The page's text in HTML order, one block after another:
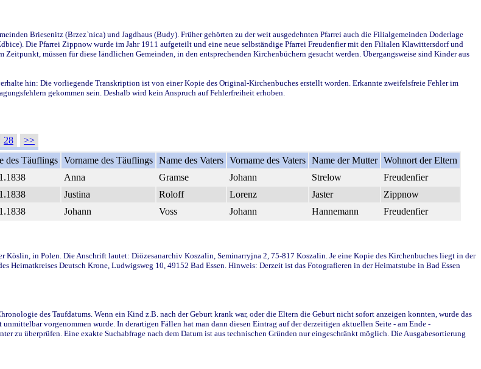
Briesenitz (Brzez`nica) und Jagdhaus (Budy). Früher gehörten zu der weit ausgedehnten Pfarrei auch die Filialgemeinden Doderlage
Die Pfarrei Zippnow wurde im Jahr 1911 aufgeteilt und eine neue selbständige Pfarrei Freudenfier mit den Filialen Klawittersdorf und
müssen für diese ländlichen Gemeinden, in den entsprechenden Kirchenbüchern gesucht werden. Übergangsweise sind Kinder aus
hin: Die vorliegende Transkription ist von einer Kopie des Original-Kirchenbuches erstellt worden. Erkannte zweifelsfreie Fehler im
gekommen sein. Deshalb wird kein Anspruch auf Fehlerfreiheit erhoben.
28
>>
des Täuflings Vorname des Täuflings Name des Vaters Vorname des Vaters Name der Mutter Wohnort der Eltern
Anna Gramse Johann Strelow
Freudenfier
Justina Roloff Lorenz Jaster
Zippnow
Johann Voss Johann Hannemann Freudenfier
in Polen. Die Anschrift lautet: Diözesanarchiv Koszalin, Seminarryjna 2, 75-817 Koszalin. Je eine Kopie des Kirchenbuches liegt in der
Heimatkreises Deutsch Krone, Ludwigsweg 10, 49152 Bad Essen. Hinweis: Derzeit ist das Fotografieren in der Heimatstube in Bad Essen
des Taufdatums. Wenn ein Kind z.B. nach der Geburt krank war, oder die Eltern die Geburt nicht sofort anzeigen konnten, wurde das
vorgenommen wurde. In derartigen Fällen hat man dann diesen Eintrag auf der derzeitigen aktuellen Seite - am Ende -
zu überprüfen. Eine exakte Suchabfrage nach dem Datum ist aus technischen Gründen nur eingeschränkt möglich. Die Ausgabesortierung